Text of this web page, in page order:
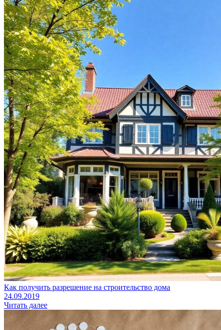
Как получить разрешение на строительство дома
24.09.2019
Читать далее